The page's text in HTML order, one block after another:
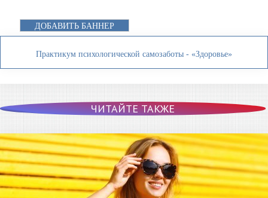
ДОБАВИТЬ БАННЕР
Практикум психологической самозаботы - «Здоровье»
ЧИТАЙТЕ ТАКЖЕ